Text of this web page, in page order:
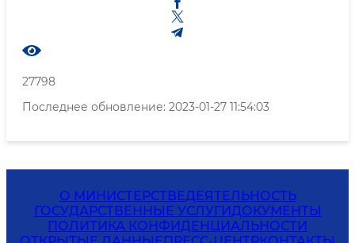
27798
Последнее обновление: 2023-01-27 11:54:03
О МИНИСТЕРСТВЕДЕЯТЕЛЬНОСТЬ
ГОСУДАРСТВЕННЫЕ УСЛУГИДОКУМЕНТЫ
ПОЛИТИКА КОНФИДЕНЦИАЛЬНОСТИ